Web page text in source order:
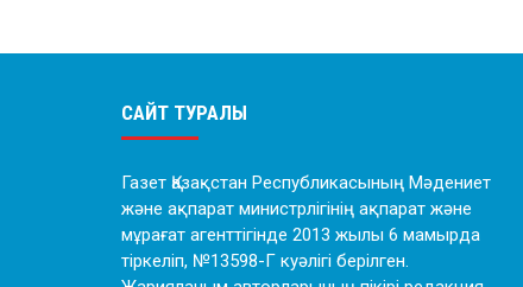
САЙТ ТУРАЛЫ
Газет Қазақстан Республикасының Мәдениет
және ақпарат министрлігінің ақпарат және
мұрағат агенттігінде 2013 жылы 6 мамырда
тіркеліп, №13598-Г куәлігі берілген.